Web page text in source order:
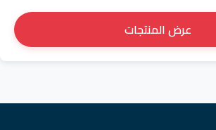
عرض المنتجات